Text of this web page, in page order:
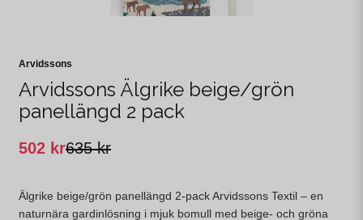
Arvidssons
Arvidssons Älgrike beige/grön
panellängd 2 pack
635 kr
502 kr
Älgrike beige/grön panellängd 2-pack Arvidssons Textil – en
naturnära gardinlösning i mjuk bomull med beige- och gröna